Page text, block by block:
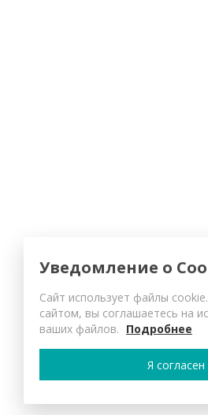
Уведомление о
Сайт использует файлы
сайтом, вы соглашаетесь на
ваших файлов. Подробнее
Я согласен